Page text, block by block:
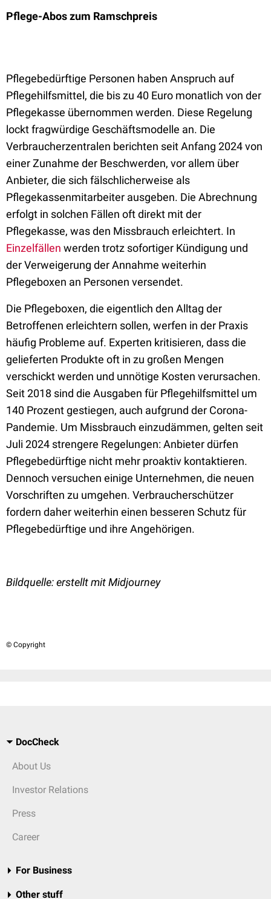
Pflege-Abos zum Ramschpreis
Pflegebedürftige Personen haben Anspruch auf
Pflegehilfsmittel, die bis zu 40 Euro monatlich von der
Pflegekasse übernommen werden. Diese Regelung
lockt fragwürdige Geschäftsmodelle an. Die
Verbraucherzentralen berichten seit Anfang 2024 von
einer Zunahme der Beschwerden, vor allem über
Anbieter, die sich fälschlicherweise als
Pflegekassenmitarbeiter ausgeben. Die Abrechnung
erfolgt in solchen Fällen oft direkt mit der
Pflegekasse, was den Missbrauch erleichtert. In
Einzelfällen werden trotz sofortiger Kündigung und
der Verweigerung der Annahme weiterhin
Pflegeboxen an Personen versendet.
Die Pflegeboxen, die eigentlich den Alltag der
Betroffenen erleichtern sollen, werfen in der Praxis
häufig Probleme auf. Experten kritisieren, dass die
gelieferten Produkte oft in zu großen Mengen
verschickt werden und unnötige Kosten verursachen.
Seit 2018 sind die Ausgaben für Pflegehilfsmittel um
140 Prozent gestiegen, auch aufgrund der Corona-
Pandemie. Um Missbrauch einzudämmen, gelten seit
Juli 2024 strengere Regelungen: Anbieter dürfen
Pflegebedürftige nicht mehr proaktiv kontaktieren.
Dennoch versuchen einige Unternehmen, die neuen
Vorschriften zu umgehen. Verbraucherschützer
fordern daher weiterhin einen besseren Schutz für
Pflegebedürftige und ihre Angehörigen.
Bildquelle: erstellt mit Midjourney
© Copyright
DocCheck
About Us
Investor Relations
Press
Career
For Business
Other stuff